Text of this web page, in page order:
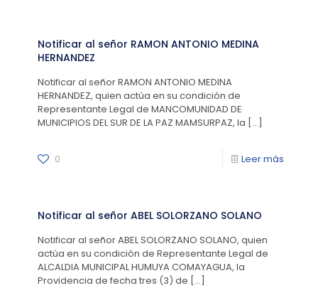
Notificar al señor RAMON ANTONIO MEDINA
HERNANDEZ
Notificar al señor RAMON ANTONIO MEDINA
HERNANDEZ, quien actúa en su condición de
Representante Legal de MANCOMUNIDAD DE
MUNICIPIOS DEL SUR DE LA PAZ MAMSURPAZ, la […]
0 Leer más
Notificar al señor ABEL SOLORZANO SOLANO
Notificar al señor ABEL SOLORZANO SOLANO, quien
actúa en su condición de Representante Legal de
ALCALDIA MUNICIPAL HUMUYA COMAYAGUA, la
Providencia de fecha tres (3) de […]